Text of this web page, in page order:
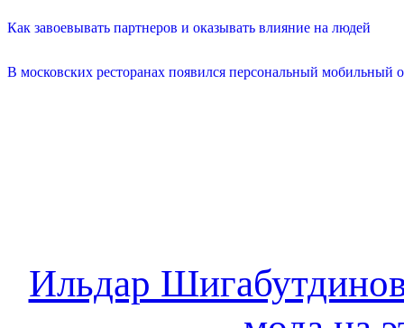
Как завоевывать партнеров и оказывать влияние на людей
В московских ресторанах появился персональный мобильный
Ильдар